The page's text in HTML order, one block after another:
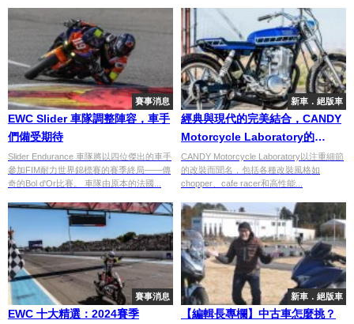
賽事消息
EWC Slider 車隊調整陣容，車手
們備受期待
Slider Endurance 車隊將以四位傑出的車手
參加FIM耐力世界錦標賽的賽季終局——傳
奇的Bol d'Or比賽。 車隊由原本的法國...
新車．絕版車
經典與現代的完美結合，CANDY
Motorcycle Laboratory的
SR400 Tracker改裝車
CANDY Motorcycle Laboratory以注重細節
的改裝而聞名，包括各種改裝風格如
chopper、cafe racer和高性能...
賽事消息
EWC 十大精選：2024賽季
新車．絕版車
【編輯長專欄】中古車怎麼挑？